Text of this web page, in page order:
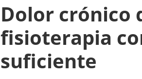
Dolor crónico
fisioterapia
suficiente